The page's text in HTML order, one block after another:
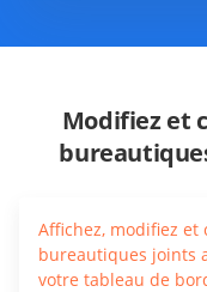
Modifiez et
Affichez, modifiez et
bureautiques joints
votre tableau de